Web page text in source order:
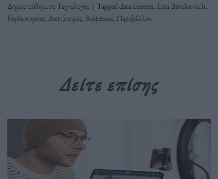
Δημοσιεύθηκε σεΤεχνολογία | Taggeddata centers, Erin Brockovich,
fbphotopost,Ακτιβισμός,διαφάνεια, Περιβάλλον
Δείτε επίσης